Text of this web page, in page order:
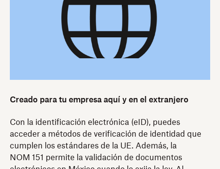
Creado para tu empresa aquí y en el extranjero
Con la identificación electrónica (eID), puedes
acceder a métodos de verificación de identidad que
cumplen los estándares de la UE. Además, la
NOM 151 permite la validación de documentos